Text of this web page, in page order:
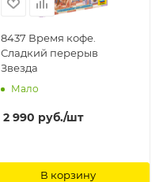
8437 Время кофе.
Сладкий перерыв
Звезда
Мало
2 990 руб./шт
В корзину